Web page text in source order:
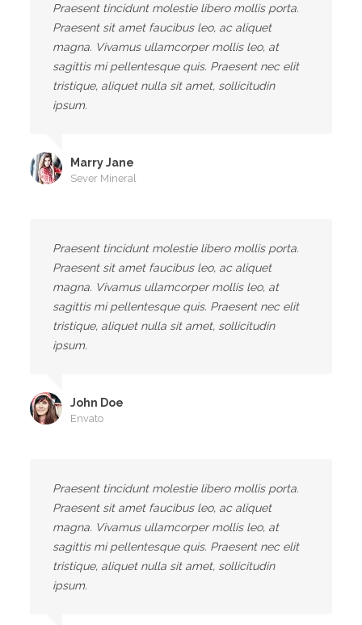
Praesent tincidunt molestie libero mollis porta.
Praesent sit amet faucibus leo, ac aliquet
magna. Vivamus ullamcorper mollis leo, at
sagittis mi pellentesque quis. Praesent nec elit
tristique, aliquet nulla sit amet, sollicitudin
ipsum.
Marry Jane
Sever Mineral
Praesent tincidunt molestie libero mollis porta.
Praesent sit amet faucibus leo, ac aliquet
magna. Vivamus ullamcorper mollis leo, at
sagittis mi pellentesque quis. Praesent nec elit
tristique, aliquet nulla sit amet, sollicitudin
ipsum.
John Doe
Envato
Praesent tincidunt molestie libero mollis porta.
Praesent sit amet faucibus leo, ac aliquet
magna. Vivamus ullamcorper mollis leo, at
sagittis mi pellentesque quis. Praesent nec elit
tristique, aliquet nulla sit amet, sollicitudin
ipsum.